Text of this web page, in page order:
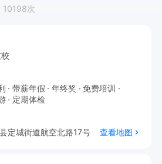
10198次
带薪年假 年终奖
免费培训
定期体检
定城街道航空北路17号
查看地图